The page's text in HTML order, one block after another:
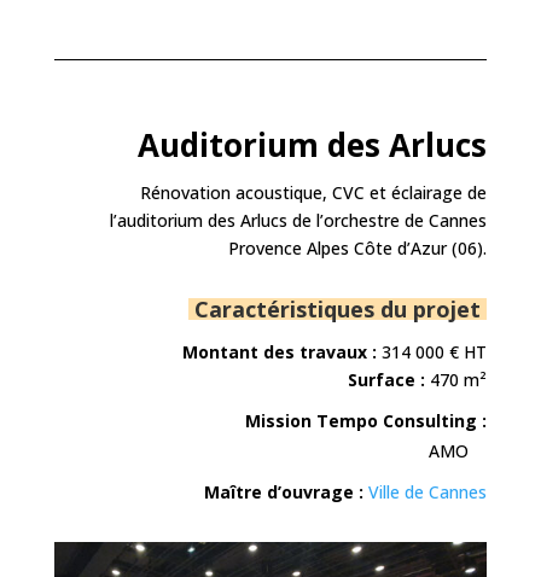
Auditorium des Arlucs
Rénovation acoustique, CVC et éclairage de
l’auditorium des Arlucs de l’orchestre de Cannes
Provence Alpes Côte d’Azur (06).
Caractéristiques du projet
Montant des travaux : 314 000 € HT
Surface : 470 m²
Mission Tempo Consulting :
AMO
Maître d’ouvrage :Ville de Cannes